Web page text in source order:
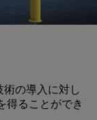
の導入に対し
得ることができ